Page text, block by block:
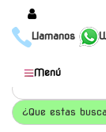
Llamanos
Productos
Populares
Categorías
Menú
¿Que estas